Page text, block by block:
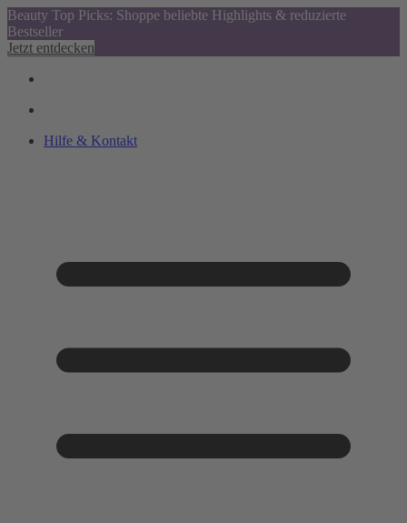
Beauty Top Picks: Shoppe beliebte Highlights & reduzierte
Bestseller
Jetzt entdecken
Hilfe & Kontakt